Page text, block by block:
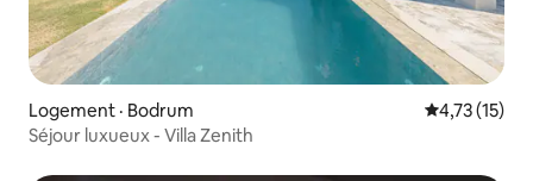
Logement · Bodrum Note
4,73 (15)
Séjour luxueux - Villa Zenith